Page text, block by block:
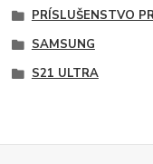
PRÍSLUŠENSTVO
SAMSUNG
S21 ULTRA